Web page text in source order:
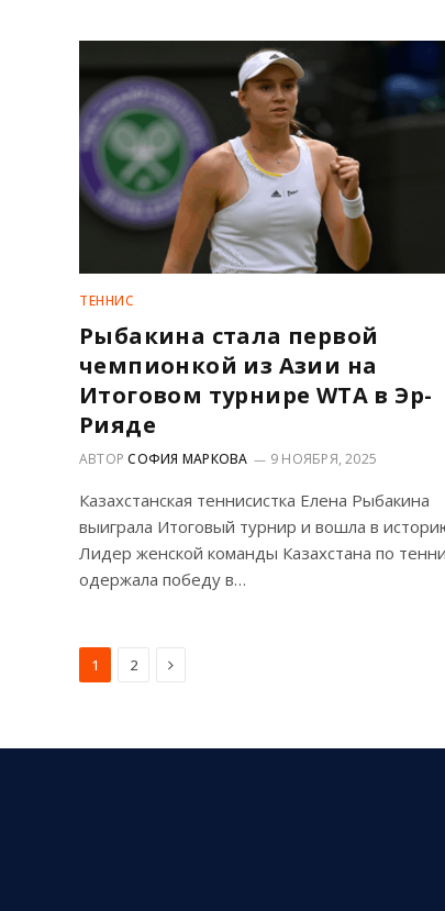
ТЕННИС
Рыбакина стала первой
чемпионкой из Азии на
Итоговом турнире WTA в Эр-
Рияде
АВТОРСОФИЯ МАРКОВА 9 НОЯБРЯ, 2025
Казахстанская теннисистка Елена Рыбакина
выиграла Итоговый турнир и вошла в
Лидер женской команды Казахстана по
одержала победу в…
1 2 Next